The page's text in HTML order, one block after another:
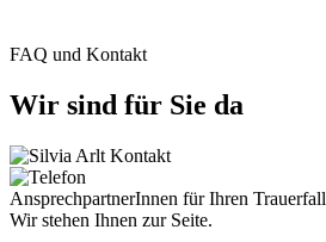
FAQ und Kontakt
Wir sind für Sie da
AnsprechpartnerInnen für Ihren Trauerfall
Wir stehen Ihnen zur Seite.